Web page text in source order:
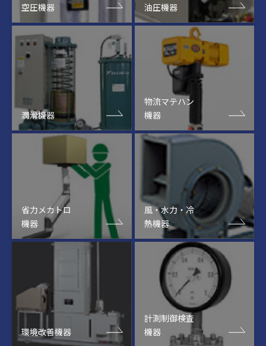
空圧機器 油圧機器
潤滑機器
物流マテハン
機器
省力メカトロ
機器
風・水力・冷
熱機器
環境改善機器
計測制御検査
機器